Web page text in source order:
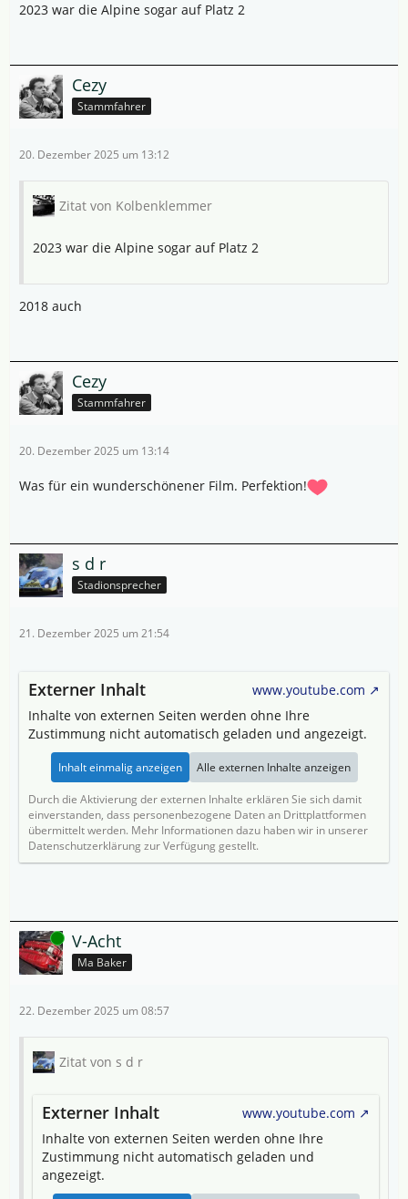
2023 war die Alpine sogar auf Platz 2
Cezy
Stammfahrer
20. Dezember 2025 um 13:12
Zitat von Kolbenklemmer
2023 war die Alpine sogar auf Platz 2
2018 auch
Cezy
Stammfahrer
20. Dezember 2025 um 13:14
Was für ein wunderschönener Film. Perfektion!
s d r
Stadionsprecher
21. Dezember 2025 um 21:54
Externer Inhalt
www.youtube.com
Inhalte von externen Seiten werden ohne Ihre
Zustimmung nicht automatisch geladen und angezeigt.
Inhalt einmalig anzeigen Alle externen Inhalte anzeigen
Durch die Aktivierung der externen Inhalte erklären Sie sich damit
einverstanden, dass personenbezogene Daten an Drittplattformen
übermittelt werden. Mehr Informationen dazu haben wir in unserer
Datenschutzerklärung zur Verfügung gestellt.
Online V-Acht
Ma Baker
22. Dezember 2025 um 08:57
Zitat von s d r
Externer Inhalt
www.youtube.com
Inhalte von externen Seiten werden ohne Ihre
Zustimmung nicht automatisch geladen und
angezeigt.